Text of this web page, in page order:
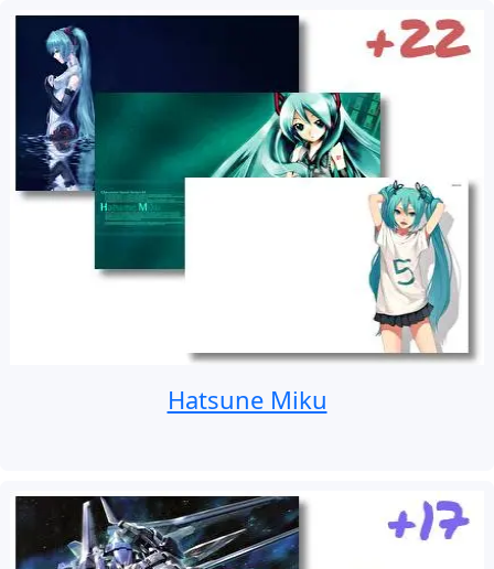
Hatsune Miku